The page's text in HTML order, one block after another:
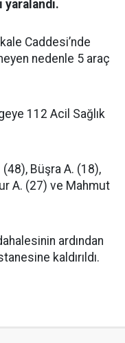
Caddesi’nde
nedenle 5 araç
112 Acil Sağlık
Büşra A. (18),
A. (27) ve Mahmut
ardından
kaldırıldı.